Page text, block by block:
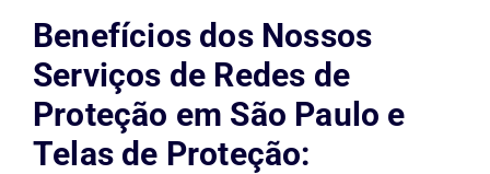
Benefícios dos Nossos
Serviços de Redes de
Proteção em São Paulo e
Telas de Proteção: